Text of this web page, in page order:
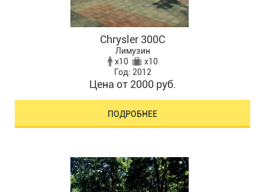
Chrysler 300C
Лимузин
x10
x10
Год: 2012
Цена от 2000 руб.
ПОДРОБНЕЕ